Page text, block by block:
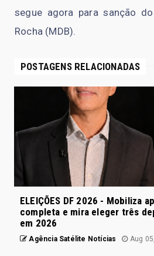
segue agora para sanção
Rocha (MDB).
POSTAGENS RELACIONADAS
ELEIÇÕES DF 2026 - Mobiliza
completa e mira eleger três
em 2026
Agência Satélite Notícias Aug